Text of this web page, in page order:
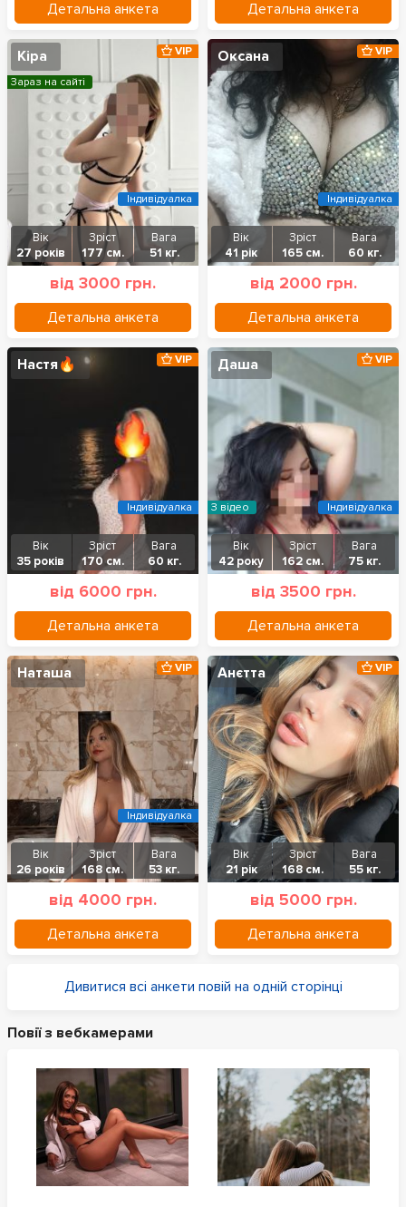
Детальна анкета Детальна анкета
Кіра
Вік
27 років
Зріст
177 см.
Вага
51 кг.
від 3000 грн.
Детальна анкета
VIP
Зараз на сайті
Індивідуалка
Оксана
Вік
41 рік
Зріст
165 см.
Вага
60 кг.
від 2000 грн.
Детальна анкета
VIP
Індивідуалка
Настя🔥
Вік
35 років
Зріст
170 см.
Вага
60 кг.
від 6000 грн.
Детальна анкета
VIP
Індивідуалка
Даша
Вік
42 року
Зріст
162 см.
Вага
75 кг.
від 3500 грн.
Детальна анкета
VIP
З відео Індивідуалка
Наташа
Вік
26 років
Зріст
168 см.
Вага
53 кг.
від 4000 грн.
Детальна анкета
VIP
Індивідуалка
Анєтта
Вік
21 рік
Зріст
168 см.
Вага
55 кг.
від 5000 грн.
Детальна анкета
VIP
Дивитися всі анкети повій на одній сторінці
Повії з вебкамерами